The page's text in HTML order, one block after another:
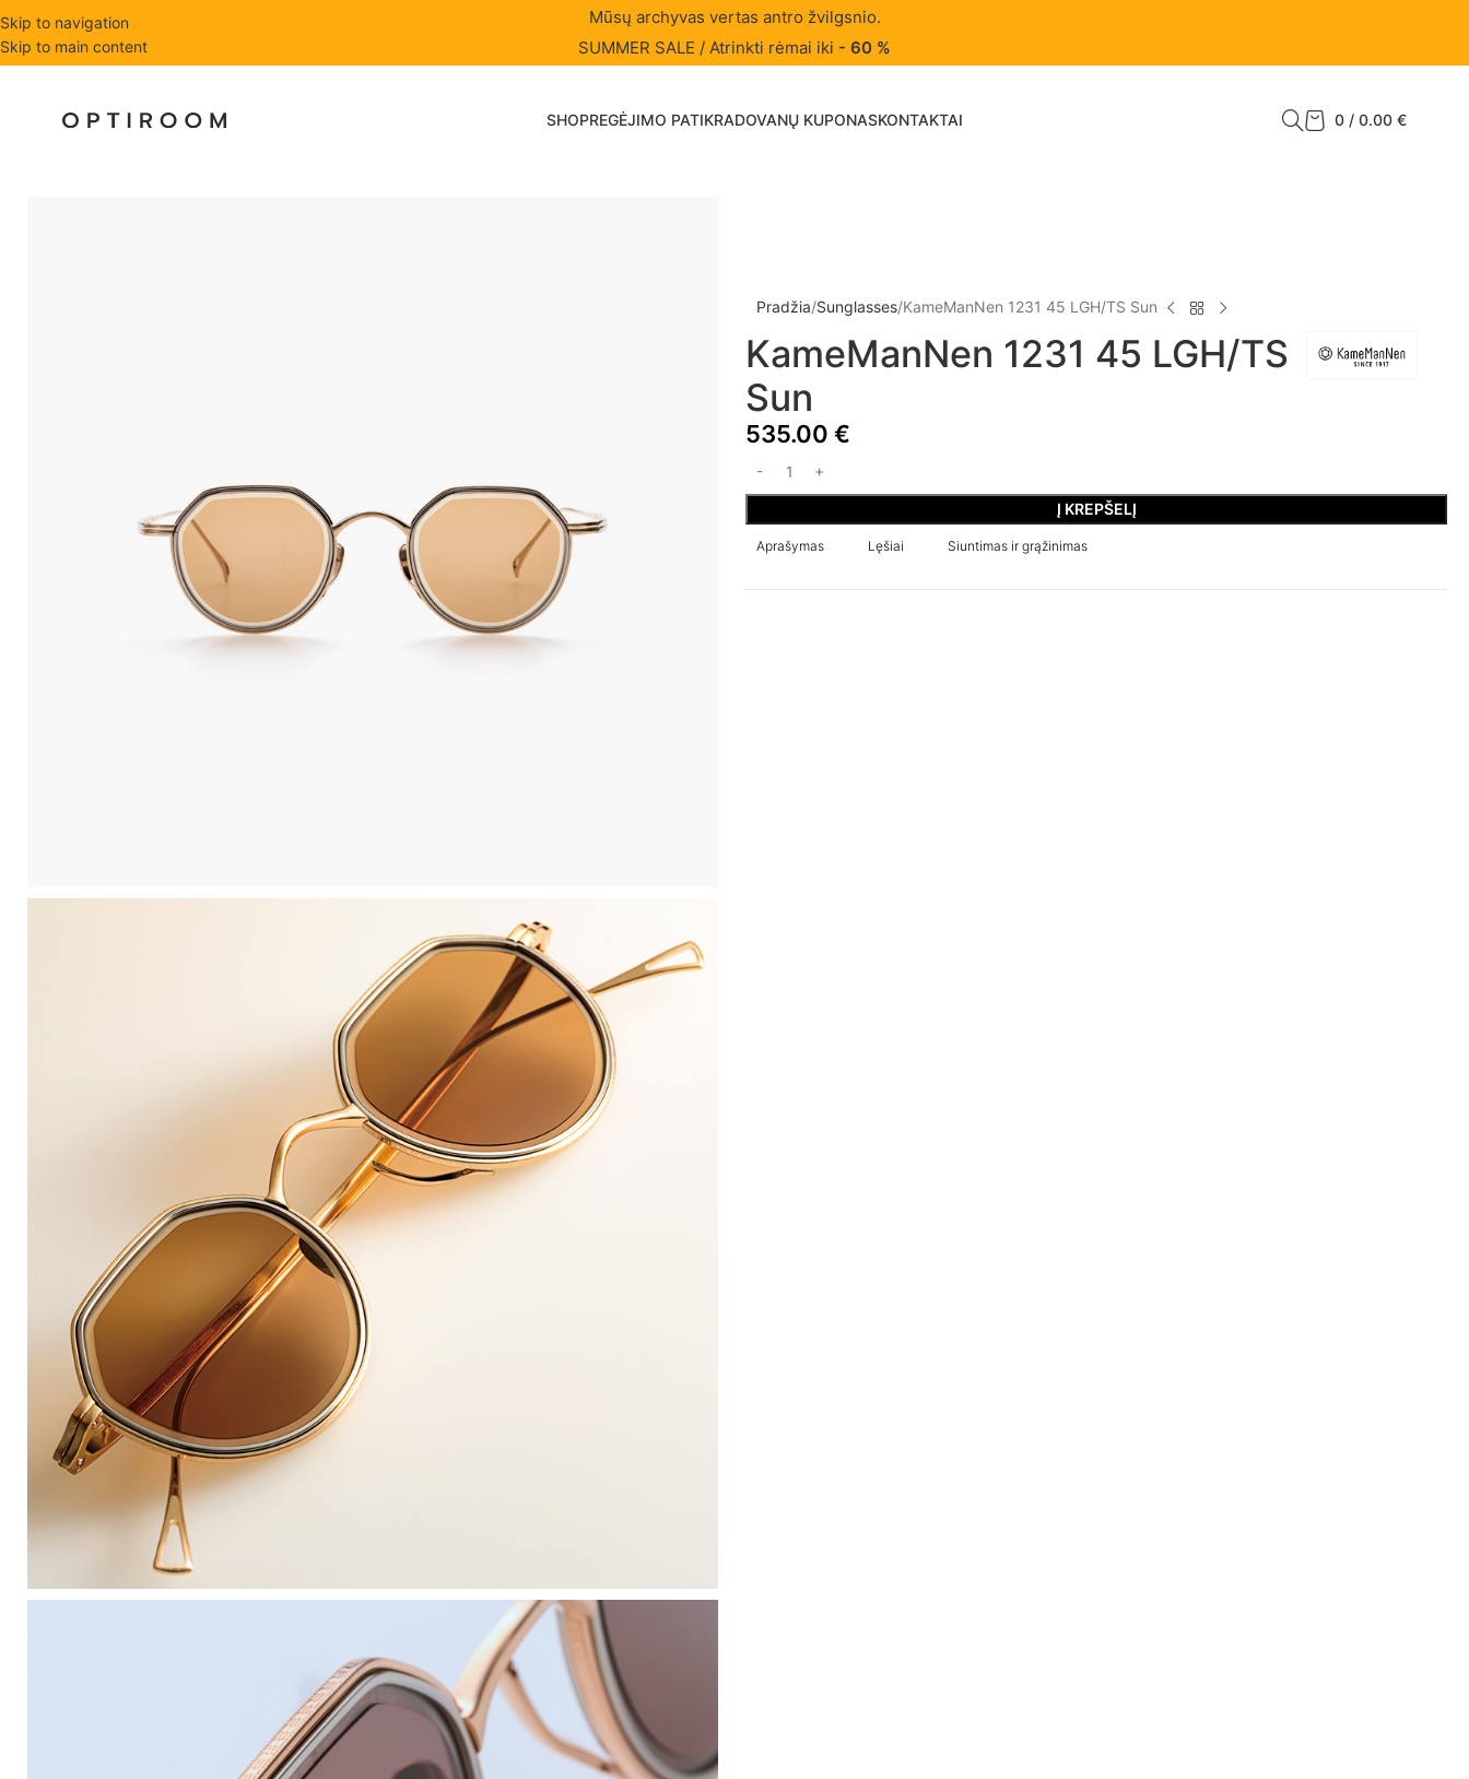
Skip to navigation
Skip to main content
Mūsų archyvas vertas antro žvilgsnio.
SUMMER SALE / Atrinkti rėmai iki - 60 %
SHOPREGĖJIMO PATIKRADOVANŲ KUPONASKONTAKTAI 0 / 0.00 €
Pradžia Sunglasses KameManNen 1231 45 LGH/TS Sun
KameManNen 1231 45 LGH/TS
Sun
535.00 €
Į KREPŠELĮ
Aprašymas Lęšiai Siuntimas ir grąžinimas